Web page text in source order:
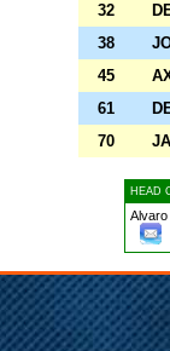
32
38
45
61
70
HEAD
Alvaro